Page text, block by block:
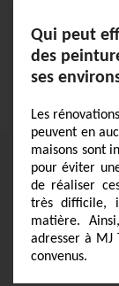
Qui peut
des
ses
Les
peuvent en
maisons sont
pour éviter
de réaliser
très difficile,
matière.
adresser à MJ
convenus.